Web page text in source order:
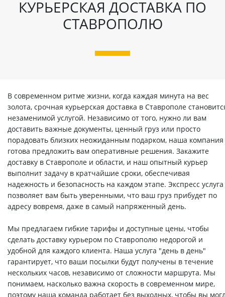
КУРЬЕРСКАЯ ДОСТАВКА ПО
СТАВРОПОЛЮ
В современном ритме жизни, когда каждая минута на вес
золота, срочная курьерская доставка в Ставрополе
незаменимой услугой. Независимо от того, нужно ли вам
доставить важные документы, ценный груз или просто
порадовать близких неожиданным подарком, наша компания
готова предложить вам оперативные решения. Закажите
доставку в Ставрополе и области, и наш опытный курьер
выполнит задачу в кратчайшие сроки, обеспечивая
надежность и безопасность на каждом этапе. Экспресс услуга
позволяет вам быть уверенными, что ваш груз прибудет по
адресу вовремя, даже в самый напряженный день.
Мы предлагаем гибкие тарифы и доступные цены, чтобы
сделать доставку курьером по Ставрополю недорогой и
удобной для каждого клиента. Наша услуга "день в день"
гарантирует, что ваши посылки будут получены в течение
нескольких часов, независимо от сложности маршрута. Мы
понимаем, насколько важна скорость в современном мире,
поэтому наша команда работает без выходных, чтобы вы